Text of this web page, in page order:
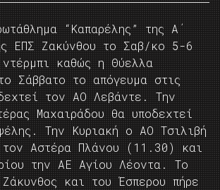
“Καπαρέλης” της Α΄
ΕΠΣ Ζακύνθου το Σαβ/κο 5-6
καθώς η Θύελλα
Σάββατο το απόγευμα στις
τον ΑΟ Λεβάντε. Την
Μαχαιράδου θα υποδεχτεί
Την Κυριακή ο ΑΟ Τσιλιβή
τον Αστέρα Πλάνου (11.30) και
την ΑΕ Αγίου Λέοντα. Το
και του Έσπερου πήρε